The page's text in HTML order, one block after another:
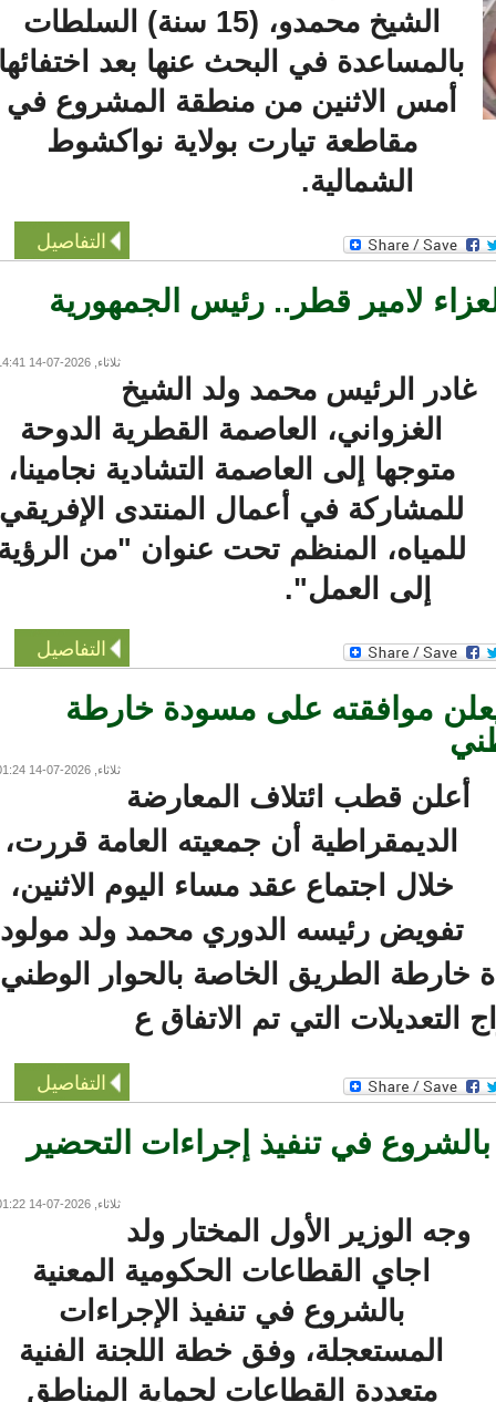
الشيخ محمدو، (15 سنة) السلطات
بالمساعدة في البحث عنها بعد اختفائها
أمس الاثنين من منطقة المشروع في
مقاطعة تيارت بولاية نواكشوط
الشمالية.
التفاصيل
لامير قطر.. رئيس الجمهورية
ثلاثاء, 2026-07-14 14:41
الرئيس محمد ولد الشيخ
الغزواني، العاصمة القطرية الدوحة
متوجها إلى العاصمة التشادية نجامينا،
للمشاركة في أعمال المنتدى الإفريقي
للمياه، المنظم تحت عنوان "من الرؤية
إلى العمل".
التفاصيل
موافقته على مسودة خارطة
ثلاثاء, 2026-07-14 01:24
أعلن قطب ائتلاف المعارضة
الديمقراطية أن جمعيته العامة قررت،
خلال اجتماع عقد مساء اليوم الاثنين،
تفويض رئيسه الدوري محمد ولد مولود
الطريق الخاصة بالحوار الوطني،
التي تم الاتفاق ع
التفاصيل
في تنفيذ إجراءات التحضير
ثلاثاء, 2026-07-14 01:22
وجه الوزير الأول المختار ولد
اجاي القطاعات الحكومية المعنية
بالشروع في تنفيذ الإجراءات
المستعجلة، وفق خطة اللجنة الفنية
متعددة القطاعات لحماية المناطق